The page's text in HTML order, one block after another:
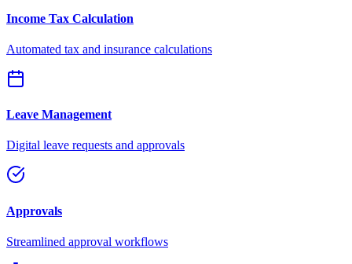
Income Tax Calculation
Automated tax and insurance calculations
Leave Management
Digital leave requests and approvals
Approvals
Streamlined approval workflows